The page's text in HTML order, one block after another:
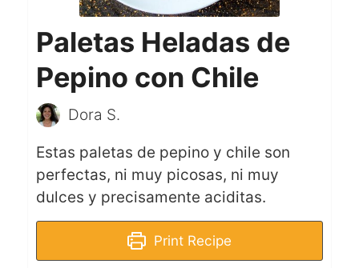
Paletas Heladas de
Pepino con Chile
Dora S.
Estas paletas de pepino y chile son
perfectas, ni muy picosas, ni muy
dulces y precisamente aciditas.
Print Recipe